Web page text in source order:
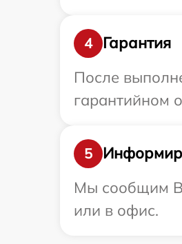
4
Гарантия
После
гарантийном
5
Мы сообщим
или в офис.